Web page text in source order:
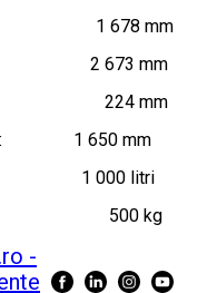
mm
673 mm
: 224 mm
1 650 mm
: 1 000 litri
500 kg